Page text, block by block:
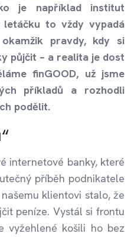
je například institut
letáčku to vždy vypadá
pravdy, kdy si
půjčit – a realita je dost
finGOOD, už jsme
příkladů a rozhodli
podělit.
internetové banky, které
příběh podnikatele
klientovi stalo, že
peníze. Vystál si frontu
vyžehlené košili ho bez